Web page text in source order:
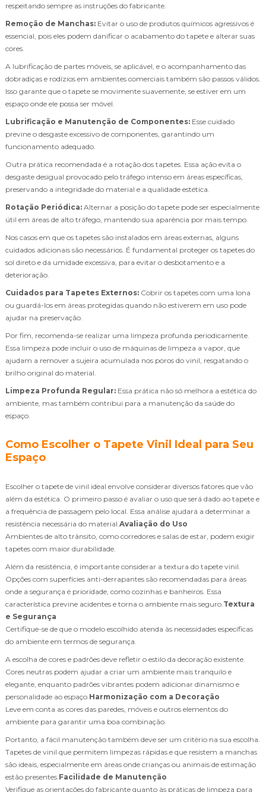
respeitando sempre as instruções do fabricante.
Remoção de Manchas: Evitar o uso de produtos químicos agressivos é
essencial, pois eles podem danificar o acabamento do tapete e alterar suas
cores.
A lubrificação de partes móveis, se aplicável, e o acompanhamento das
dobradiças e rodízios em ambientes comerciais também são passos válidos.
Isso garante que o tapete se movimente suavemente, se estiver em um
espaço onde ele possa ser móvel.
Lubrificação e Manutenção de Componentes: Esse cuidado
previne o desgaste excessivo de componentes, garantindo um
funcionamento adequado.
Outra prática recomendada é a rotação dos tapetes. Essa ação evita o
desgaste desigual provocado pelo tráfego intenso em áreas específicas,
preservando a integridade do material e a qualidade estética.
Rotação Periódica: Alternar a posição do tapete pode ser especialmente
útil em áreas de alto tráfego, mantendo sua aparência por mais tempo.
Nos casos em que os tapetes são instalados em áreas externas, alguns
cuidados adicionais são necessários. É fundamental proteger os tapetes do
sol direto e da umidade excessiva, para evitar o desbotamento e a
deterioração.
Cuidados para Tapetes Externos: Cobrir os tapetes com uma lona
ou guardá-los em áreas protegidas quando não estiverem em uso pode
ajudar na preservação.
Por fim, recomenda-se realizar uma limpeza profunda periodicamente.
Essa limpeza pode incluir o uso de máquinas de limpeza a vapor, que
ajudam a remover a sujeira acumulada nos poros do vinil, resgatando o
brilho original do material.
Limpeza Profunda Regular: Essa prática não só melhora a estética do
ambiente, mas também contribui para a manutenção da saúde do
espaço.
Como Escolher o Tapete Vinil Ideal para Seu
Espaço
Escolher o tapete de vinil ideal envolve considerar diversos fatores que vão
além da estética. O primeiro passo é avaliar o uso que será dado ao tapete e
a frequência de passagem pelo local. Essa análise ajudará a determinar a
resistência necessária do material. Avaliação do Uso
Ambientes de alto trânsito, como corredores e salas de estar, podem exigir
tapetes com maior durabilidade.
Além da resistência, é importante considerar a textura do tapete vinil.
Opções com superfícies anti-derrapantes são recomendadas para áreas
onde a segurança é prioridade, como cozinhas e banheiros. Essa
característica previne acidentes e torna o ambiente mais seguro. Textura
e Segurança
Certifique-se de que o modelo escolhido atenda às necessidades específicas
do ambiente em termos de segurança.
A escolha de cores e padrões deve refletir o estilo da decoração existente.
Cores neutras podem ajudar a criar um ambiente mais tranquilo e
elegante, enquanto padrões vibrantes podem adicionar dinamismo e
personalidade ao espaço. Harmonização com a Decoração
Leve em conta as cores das paredes, móveis e outros elementos do
ambiente para garantir uma boa combinação.
Portanto, a fácil manutenção também deve ser um critério na sua escolha.
Tapetes de vinil que permitem limpezas rápidas e que resistem a manchas
são ideais, especialmente em áreas onde crianças ou animais de estimação
estão presentes. Facilidade de Manutenção
Verifique as orientações do fabricante quanto às práticas de limpeza para